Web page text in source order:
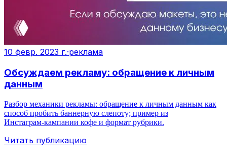
10 февр. 2023 г.·реклама
Обсуждаем рекламу: обращение к личным
данным
Разбор механики рекламы: обращение к личным данным как
способ пробить баннерную слепоту; пример из
Инстаграм‑кампании кофе и формат рубрики.
Читать публикацию